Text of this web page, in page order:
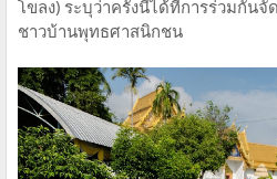
โขลง) ระบุว่าครั้งนี้ได้ทีการร่วมกันจั
ชาวบ้านพุทธศาสนิกชน